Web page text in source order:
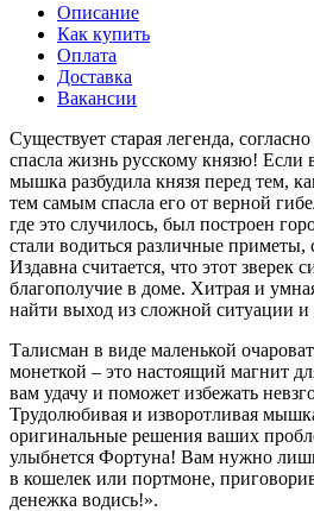
Описание
Как купить
Оплата
Доставка
Вакансии
Существует старая легенда,
спасла жизнь русскому князю! Если
мышка разбудила князя перед тем,
тем самым спасла его от верной
где это случилось, был построен
стали водиться различные
Издавна считается, что этот зверек
благополучие в доме. Хитрая и
найти выход из сложной ситуации и
Талисман в виде маленькой
монеткой – это настоящий магнит
вам удачу и поможет избежать
Трудолюбивая и изворотливая
оригинальные решения ваших
улыбнется Фортуна! Вам нужно
в кошелек или портмоне,
денежка водись!».